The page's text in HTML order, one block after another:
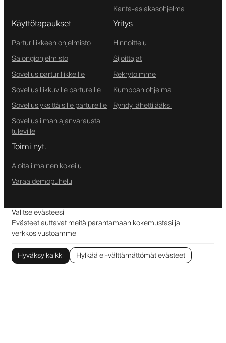
Kanta-asiakasohjelma
Käyttötapaukset
Parturiliikkeen ohjelmisto
Salongiohjelmisto
Sovellus parturiliikkeille
Sovellus liikkuville partureille
Sovellus yksittäisille partureille
Sovellus ilman ajanvarausta
tuleville
Yritys
Hinnoittelu
Sijoittajat
Rekrytoimme
Kumppaniohjelma
Ryhdy lähettilääksi
Toimi nyt.
Aloita ilmainen kokeilu
Varaa demopuhelu
Valitse evästeesi
Evästeet auttavat meitä parantamaan kokemustasi ja
verkkosivustoamme
Hyväksy kaikki
Hylkää ei-välttämättömät evästeet